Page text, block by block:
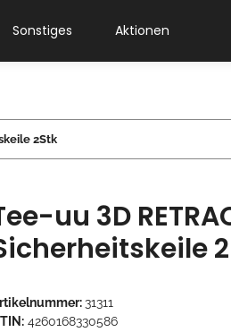
Sonstiges Aktionen
2Stk
uu 3D
31311
4260168330586